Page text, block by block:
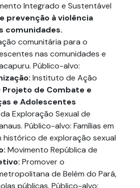
Integrado e Sustentável
prevenção à violência
comunidades.
comunitária para o
nas comunidades e
Público-alvo:
Instituto de Ação
Projeto de Combate e
e Adolescentes
Exploração Sexual de
Público-alvo: Famílias em
de exploração sexual
Movimento República de
Promover o
de Belém do Pará,
públicas. Público-alvo: